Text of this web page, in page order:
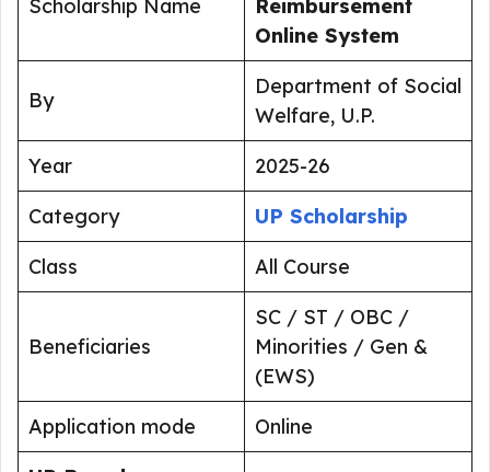
Scholarship Name
Reimbursement
Online System
By
Department of Social
Welfare, U.P.
Year
2025-26
Category
UP Scholarship
Class
All Course
Beneficiaries
SC / ST / OBC /
Minorities / Gen &
(EWS)
Application mode
Online